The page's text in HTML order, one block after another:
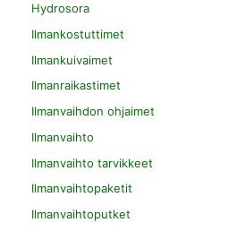
Hydrosora
Ilmankostuttimet
Ilmankuivaimet
Ilmanraikastimet
Ilmanvaihdon ohjaimet
Ilmanvaihto
Ilmanvaihto tarvikkeet
Ilmanvaihtopaketit
Ilmanvaihtoputket